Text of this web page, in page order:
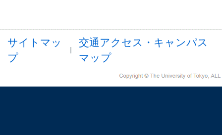
サイトマッ
プ
交通アクセス・キャンパス
マップ